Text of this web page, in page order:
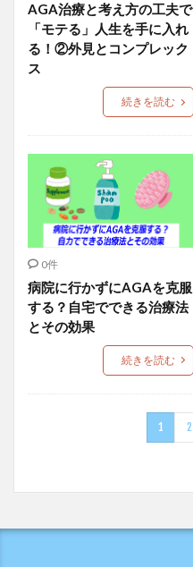
AGA治療と考え方の工夫で
「モテる」人生を手に入れ
る！②外見とコンプレック
ス
続きを読む
0件
病院に行かずにAGAを克服
する？自宅でできる治療法
とその効果
続きを読む
1 2